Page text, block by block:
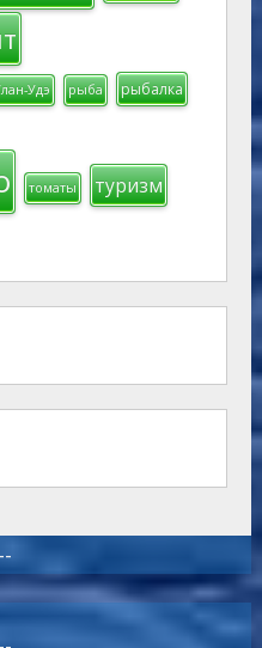
Удэ рыба рыбалка
томаты туризм